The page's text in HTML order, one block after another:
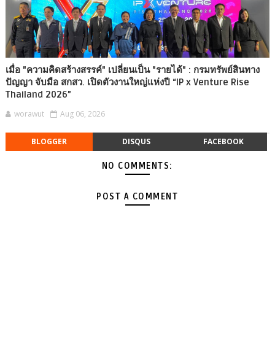
เมื่อ "ความคิดสร้างสรรค์" เปลี่ยนเป็น "รายได้" : กรมทรัพย์สินทาง
ปัญญา จับมือ สกสว. เปิดตัวงานใหญ่แห่งปี “IP x Venture Rise
Thailand 2026”
worawut Aug 06, 2026
BLOGGER DISQUS FACEBOOK
NO COMMENTS:
POST A COMMENT